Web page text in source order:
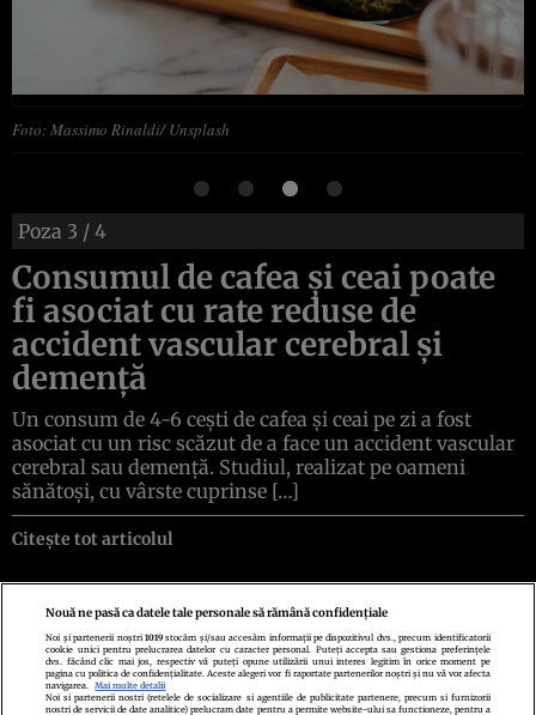
Foto: Massimo Rinaldi/ Unsplash
Poza 3 / 4
Consumul de cafea și ceai poate
fi asociat cu rate reduse de
accident vascular cerebral și
demență
Un consum de 4-6 cești de cafea și ceai pe zi a fost
asociat cu un risc scăzut de a face un accident vascular
cerebral sau demență. Studiul, realizat pe oameni
sănătoși, cu vârste cuprinse […]
Citește tot articolul
Politica de confidenţialitatePolitica de cookiesTermeni şi condiţii
Echipa redacționalăContactSetări Cookies
Nouă ne pasă ca datele tale personale să rămână confidențiale
Noi și partenerii noștri1019 stocăm și/sau accesăm informații pe dispozitivul dvs., precum identificatorii
cookie unici pentru prelucrarea datelor cu caracter personal. Puteți accepta sau gestiona preferințele
dvs. făcând clic mai jos, respectiv vă puteți opune utilizării unui interes legitim în orice moment pe
pagina cu politica de confidențialitate. Aceste alegeri vor fi raportate partenerilor noștri și nu vă vor afecta
navigarea.
Mai multe detalii
Noi si partenerii nostri (retelele de socializare si agentiile de publicitate partenere, precum si furnizorii
nostri de servicii de date analitice) prelucram date pentru a permite website-ului sa functioneze, pentru a